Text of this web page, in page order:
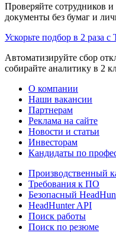
Проверяйте сотрудников
документы без бумаг и
Ускорьте подбор в 2 раза с
Автоматизируйте сбор
собирайте аналитику в 2
О компании
Наши вакансии
Партнерам
Реклама на сайте
Новости и статьи
Инвесторам
Кандидаты по
Производственный
Требования к ПО
Безопасный
HeadHunter API
Поиск работы
Поиск по резюме